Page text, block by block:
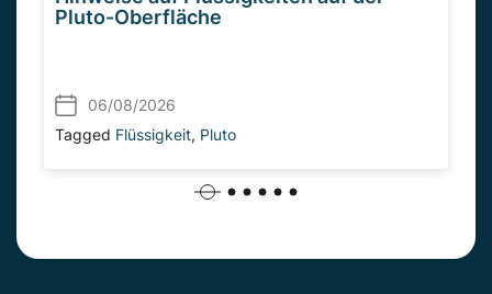
Pluto-Oberfläche
06/08/2026
Tagged Flüssigkeit, Pluto